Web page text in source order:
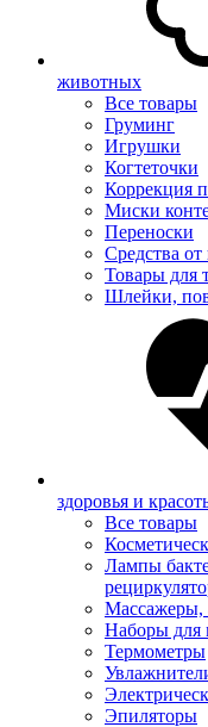
животных
Все товары
Груминг
Игрушки
Когтеточки
Коррекция
Миски
Переноски
Средства от
Товары для
Шлейки,
здоровья и
Все товары
Лампы
Массажеры,
Наборы для
Термометры
Эпиляторы